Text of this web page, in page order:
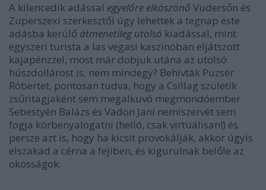
A kilencedik adással egyelőre elköszönőVudersőn és
Zuperszexi szerkesztői úgy lehettek a tegnap este
adásba kerülő átmenetileg utolsó kiadással, mint
egyszeri turista a las vegasi kaszinóban eljátszott
kajapénzzel, most már dobjuk utána az utolsó
húszdollárost is, nem mindegy? Behívták Puzsér
Róbertet, pontosan tudva, hogy a Csillag születik
zsűritagjaként sem megalkuvó megmondóember
Sebestyén Balázs és Vadon Jani nemiszervét sem
fogja körbenyalogatni (helló, csak virtuálisan!) és
persze azt is, hogy ha kicsit provokálják, akkor úgyis
elszakad a cérna a fejiben, és kigurulnak belőle az
okosságok.